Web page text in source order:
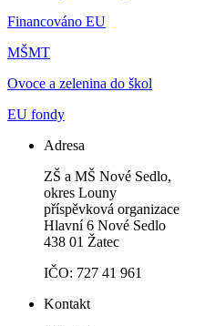
Financováno EU
MŠMT
Ovoce a zelenina do škol
EU fondy
Adresa
ZŠ a MŠ Nové Sedlo,
okres Louny
příspěvková organizace
Hlavní 6 Nové Sedlo
438 01 Žatec
IČO: 727 41 961
Kontakt